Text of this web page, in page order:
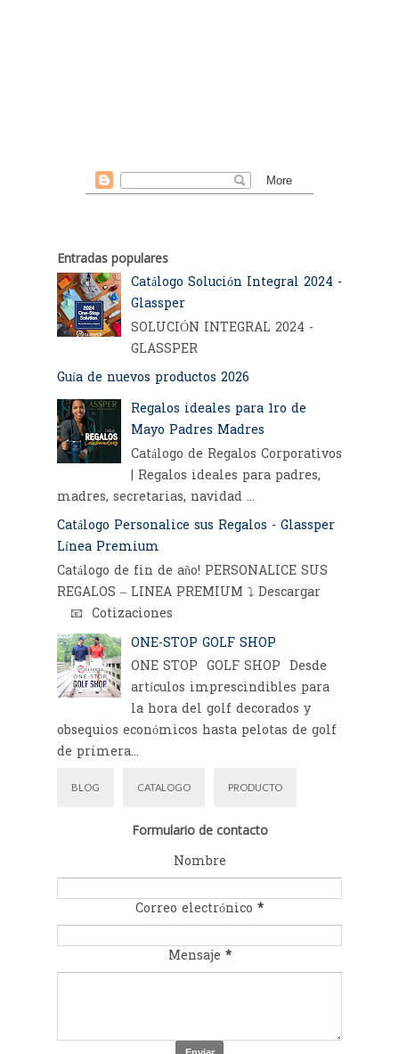
Entradas populares
Catálogo Solución Integral 2024 -
Glassper
SOLUCIÓN INTEGRAL 2024 -
GLASSPER
Guía de nuevos productos 2026
Regalos ideales para 1ro de
Mayo Padres Madres
Catálogo de Regalos Corporativos
| Regalos ideales para padres,
madres, secretarias, navidad ...
Catálogo Personalice sus Regalos - Glassper
Línea Premium
Catálogo de fin de año! PERSONALICE SUS
REGALOS – LINEA PREMIUM ⤵️ Descargar
📧 Cotizaciones
ONE-STOP GOLF SHOP
ONE STOP GOLF SHOP Desde
artículos imprescindibles para
la hora del golf decorados y
obsequios económicos hasta pelotas de golf
de primera...
BLOG CATALOGO PRODUCTO
Formulario de contacto
Nombre
Correo electrónico *
Mensaje *